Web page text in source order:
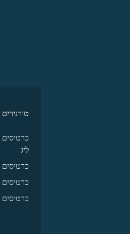
כרטיסים
ליג
כרטיסים
כרטיסים
כרטיסים